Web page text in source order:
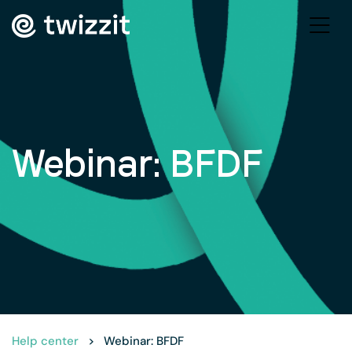
Webinar: BFDF
Help center > Webinar: BFDF